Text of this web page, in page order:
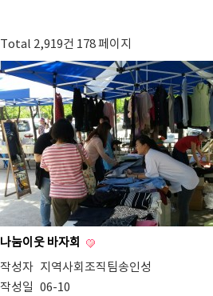
Total 2,919건 178 페이지
나눔이웃 바자회
작성자 지역사회조직팀송인성
작성일 06-10